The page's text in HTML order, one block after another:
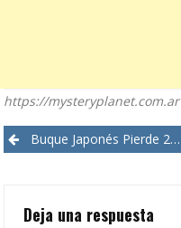
https://mysteryplanet.com.ar
PostBuque Japonés Pierde 21 Proyectiles
Deja una respuesta